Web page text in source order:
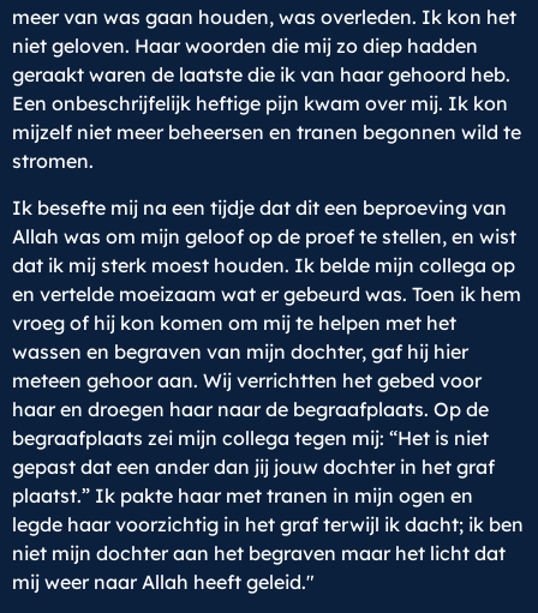
meer van was gaan houden, was overleden. Ik kon het
niet geloven. Haar woorden die mij zo diep hadden
geraakt waren de laatste die ik van haar gehoord heb.
Een onbeschrijfelijk heftige pijn kwam over mij. Ik kon
mijzelf niet meer beheersen en tranen begonnen wild te
stromen.
Ik besefte mij na een tijdje dat dit een beproeving van
Allah was om mijn geloof op de proef te stellen, en wist
dat ik mij sterk moest houden. Ik belde mijn collega op
en vertelde moeizaam wat er gebeurd was. Toen ik hem
vroeg of hij kon komen om mij te helpen met het
wassen en begraven van mijn dochter, gaf hij hier
meteen gehoor aan. Wij verrichtten het gebed voor
haar en droegen haar naar de begraafplaats. Op de
begraafplaats zei mijn collega tegen mij: “Het is niet
gepast dat een ander dan jij jouw dochter in het graf
plaatst.” Ik pakte haar met tranen in mijn ogen en
legde haar voorzichtig in het graf terwijl ik dacht; ik ben
niet mijn dochter aan het begraven maar het licht dat
mij weer naar Allah heeft geleid."